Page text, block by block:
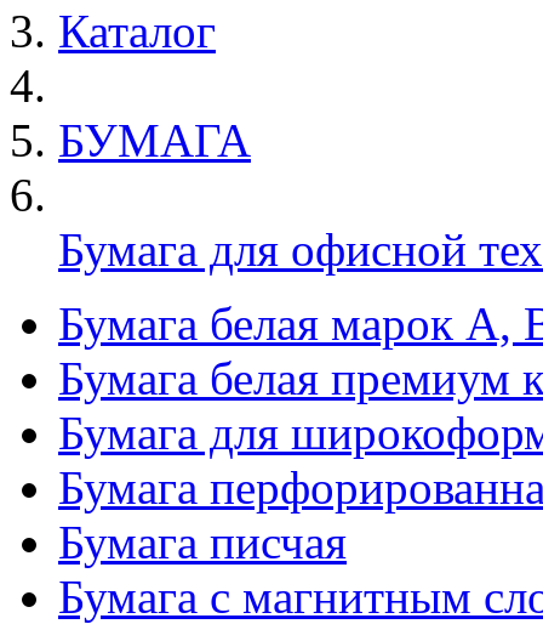
Каталог
БУМАГА
Бумага для офисной
Бумага белая марок А,
Бумага белая премиум
Бумага для
Бумага
Бумага писчая
Бумага с магнитным